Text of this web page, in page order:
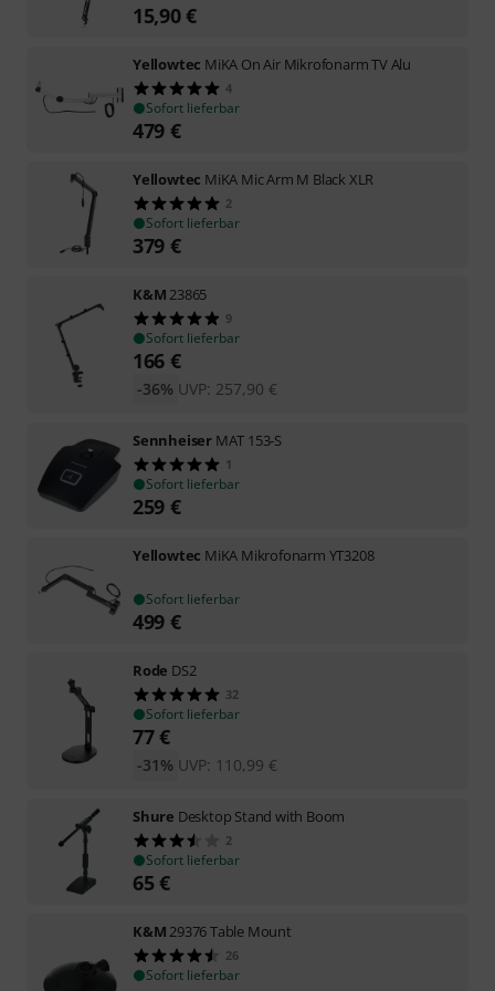
15,90€
Yellowtec MiKA On Air Mikrofonarm TV Alu
4
Sofort lieferbar
479 €
Yellowtec MiKA Mic Arm M Black XLR
2
Sofort lieferbar
379 €
K&M 23865
9
Sofort lieferbar
166 €
UVP: 257,90 €
-36%
Sennheiser MAT 153-S
1
Sofort lieferbar
259 €
Yellowtec MiKA Mikrofonarm YT3208
Sofort lieferbar
499 €
Rode DS2
32
Sofort lieferbar
77€
UVP: 110,99 €
-31%
Shure Desktop Stand with Boom
2
Sofort lieferbar
65€
K&M 29376 Table Mount
26
Sofort lieferbar